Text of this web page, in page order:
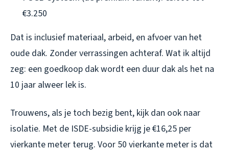
€3.250
Dat is inclusief materiaal, arbeid, en afvoer van het
oude dak. Zonder verrassingen achteraf. Wat ik altijd
zeg: een goedkoop dak wordt een duur dak als het na
10 jaar alweer lek is.
Trouwens, als je toch bezig bent, kijk dan ook naar
isolatie. Met de ISDE-subsidie krijg je €16,25 per
vierkante meter terug. Voor 50 vierkante meter is dat